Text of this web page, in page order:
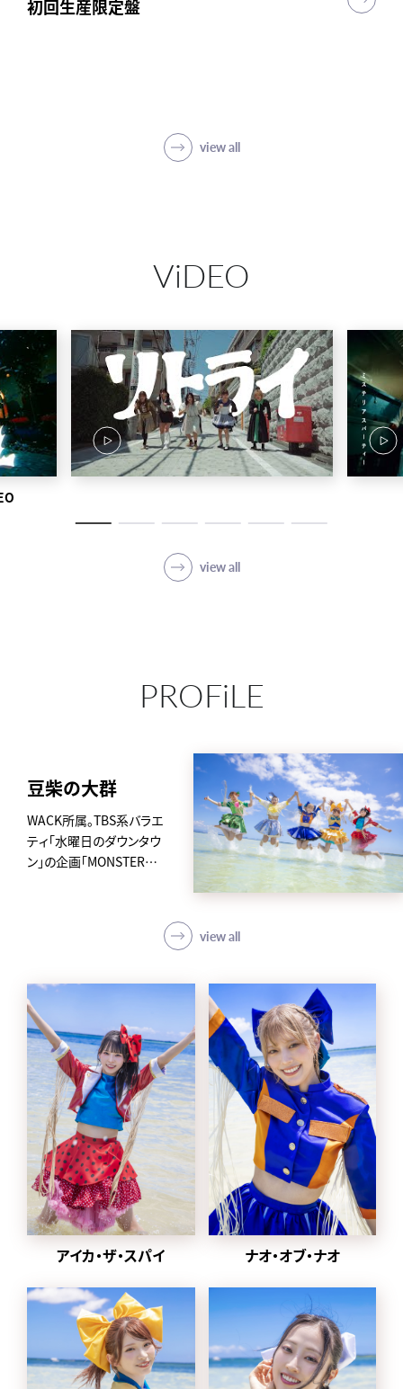
初回生産限定盤
初回生産限定盤
初回生産限定盤
突破
初回生産限定盤(1CD＋5Blu-ray＋PHOTO
view all
ViDEO
view all
PROFiLE
豆柴の大群
WACK所属。TBS系バラエ
ティ「水曜日のダウンタウ
ン」の企画「MONSTER
アイカ・ザ・スパイ、ナオ・オ
ブ・ナオ、レオナエンパイア、
ンスターからなるクロちゃ
んプロデュースの5人組ア
イドルグループ。
avexからメジャーデビュー
後4日という史上最速の早
さで東京ドームに立ち話題
を集め、「第62回 輝く！日本
レコード大賞」新人賞を受
賞。
2024年1月から
2022年に同番組の企画
「MONSTER LOVE」から誕
豆柴の大群都内某所
a.k.a. MONSTERIDOLとし
2025年1月8日に放送され
view all
アイカ・ザ・スパイ ナオ・オブ・ナオ